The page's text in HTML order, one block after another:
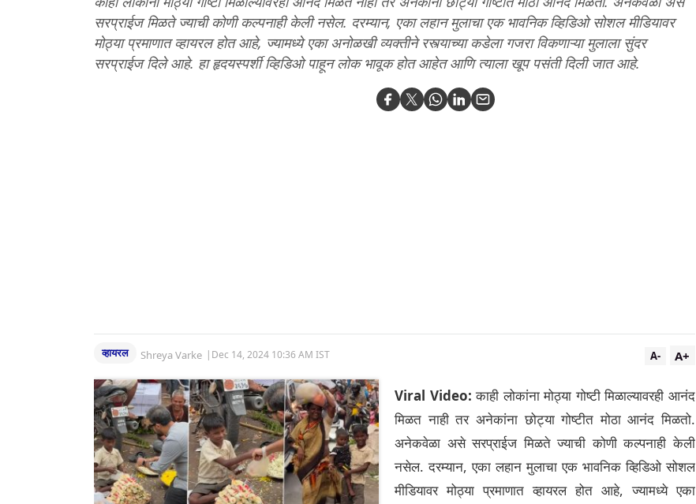
सरप्राईज मिळते ज्याची कोणी कल्पनाही केली नसेल. दरम्यान, एका लहान मुलाचा एक भावनिक व्हिडिओ सोशल मीडियावर
मोठ्या प्रमाणात व्हायरल होत आहे, ज्यामध्ये एका अनोळखी व्यक्तीने रस्त्याच्या कडेला गजरा विकणाऱ्या मुलाला सुंदर
सरप्राईज दिले आहे. हा हृदयस्पर्शी व्हिडिओ पाहून लोक भावूक होत आहेत आणि त्याला खूप पसंती दिली जात आहे.
व्हायरल Shreya Varke | Dec 14, 2024 10:36 AM IST A+
A-
Viral Video:काही लोकांना मोठ्या गोष्टी मिळाल्यावरही आनंद
मिळत नाही तर अनेकांना छोट्या गोष्टीत मोठा आनंद मिळतो.
अनेकवेळा असे सरप्राईज मिळते ज्याची कोणी कल्पनाही केली
नसेल.दरम्यान, एका लहान मुलाचा एक भावनिक व्हिडिओ सोशल
मीडियावर मोठ्या प्रमाणात व्हायरल होत आहे, ज्यामध्ये एका